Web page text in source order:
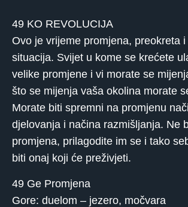
49 KO REVOLUCIJA
Ovo je vrijeme promjena, preokreta i
situacija. Svijet u kome se krećete
velike promjene i vi morate se
što se mijenja vaša okolina morate
Morate biti spremni na promjenu
djelovanja i načina razmišljanja. Ne
promjena, prilagodite im se i tako
biti onaj koji će preživjeti.
49 Ge Promjena
Gore: duelom – jezero, močvara